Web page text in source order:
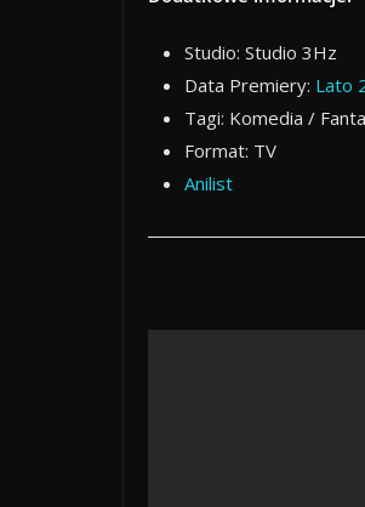
Studio: Studio 3Hz
Data Premiery: Lato
Tagi: Komedia /
Format: TV
Anilist